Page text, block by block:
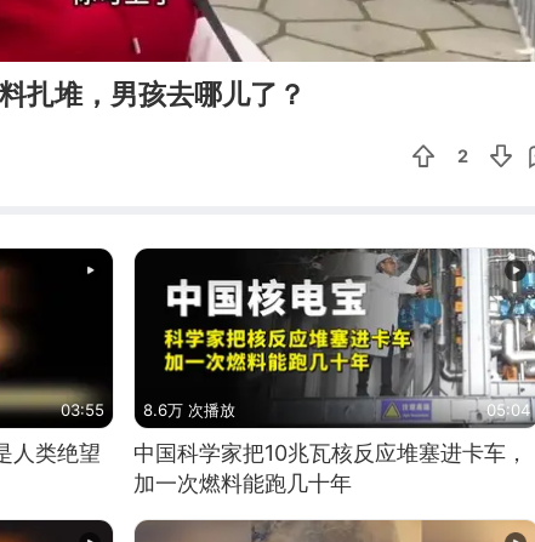
扎堆，男孩去哪儿了？
2
03:55
人类绝望
8.6万 次播放 05:04
中国科学家把10兆瓦核反应堆塞进卡车，
加一次燃料能跑几十年